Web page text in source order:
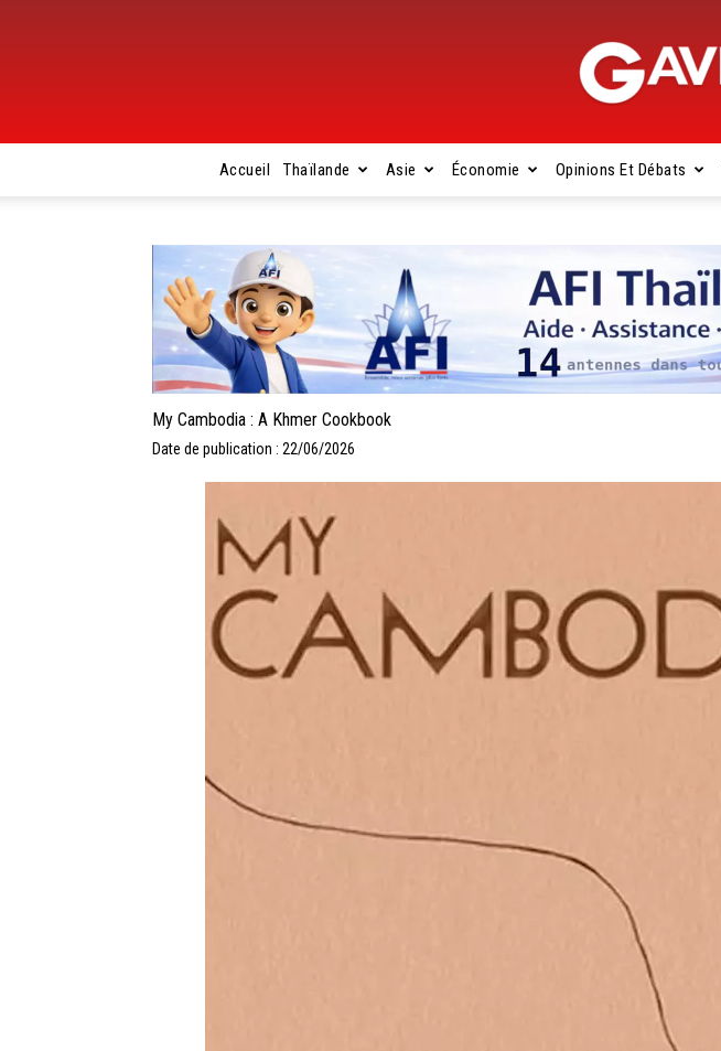
Accueil Thaïlande Asie Économie Opinions Et Débats
My Cambodia : A Khmer Cookbook
Date de publication : 22/06/2026